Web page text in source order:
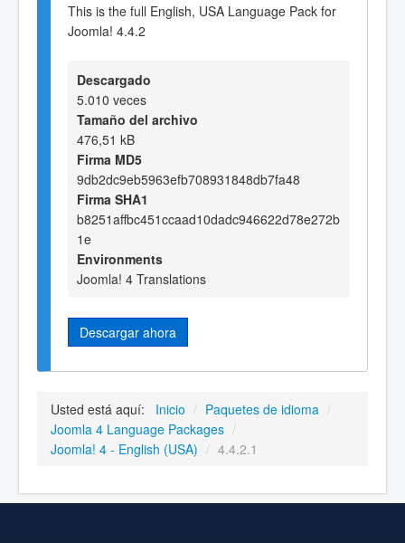
This is the full English, USA Language Pack for
Joomla! 4.4.2
Descargado
5.010 veces
Tamaño del archivo
476,51 kB
Firma MD5
9db2dc9eb5963efb708931848db7fa48
Firma SHA1
b8251affbc451ccaad10dadc946622d78e272b
1e
Environments
Joomla! 4 Translations
Descargar ahora
Usted está aquí: Inicio / Paquetes de idioma /
Joomla 4 Language Packages /
Joomla! 4 - English (USA) / 4.4.2.1